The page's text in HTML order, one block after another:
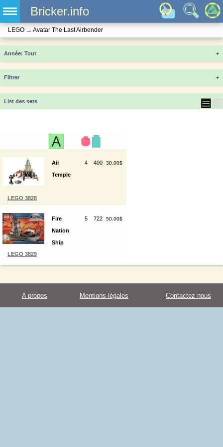
Bricker.info
LEGO → Avatar The Last Airbender
Année +
Filtrer +
List des sets ▤
LEGO 3828
Air
Temple
4 400 30.00$
LEGO 3829
Fire
Nation
Ship
5 722 50.00$
A propos Mentions légales Contactez-nous